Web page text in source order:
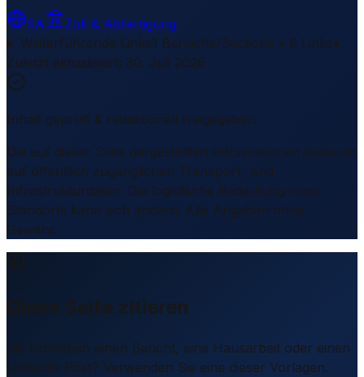
SA
Zoll & Abfertigung
Weiterführende Links1 Bereiche/Sections • 8 Links▾
Zuletzt aktualisiert: 30. Juli 2026
Inhalt geprüft & redaktionell freigegeben
Die auf dieser Seite dargestellten Informationen basieren
auf öffentlich zugänglichen Transport- und
Infrastrukturdaten. Die logistische Bedeutung eines
Standorts kann sich ändern. Alle Angaben ohne
Gewähr.
Diese Seite zitieren
Sie schreiben einen Bericht, eine Hausarbeit oder einen
LinkedIn-Post? Verwenden Sie eine dieser Vorlagen.